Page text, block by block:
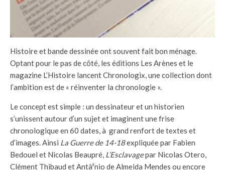
Histoire et bande dessinée ont souvent fait bon ménage.
Optant pour le pas de côté, les éditions Les Arènes et le
magazine L’Histoire lancent Chronologix, une collection dont
l’ambition est de « réinventer la chronologie ».
Le concept est simple : un dessinateur et un historien
s’unissent autour d’un sujet et imaginent une frise
chronologique en 60 dates, à grand renfort de textes et
d’images. Ainsi La Guerre de 14-18expliquée par Fabien
Bedouel et Nicolas Beaupré, L’Esclavagepar Nicolas Otero,
Clément Thibaud et Antà³nio de Almeida Mendes ou encore